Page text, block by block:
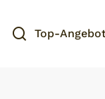
Top-